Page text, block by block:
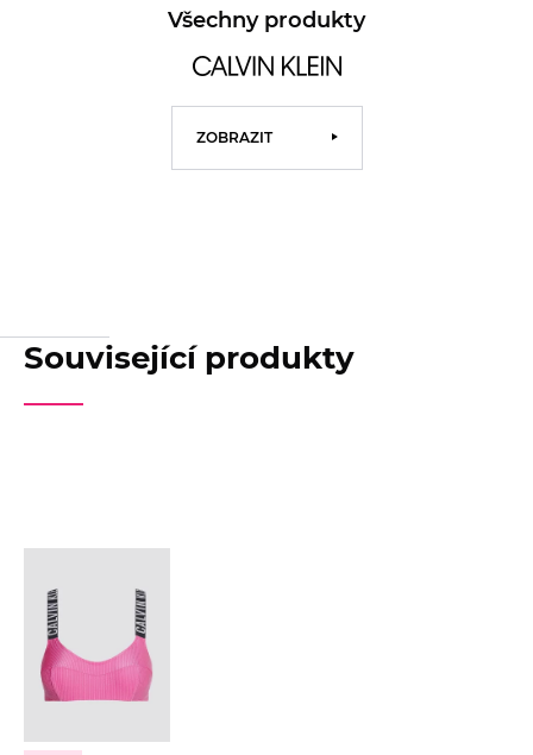
Všechny produkty
ZOBRAZIT
Související produkty